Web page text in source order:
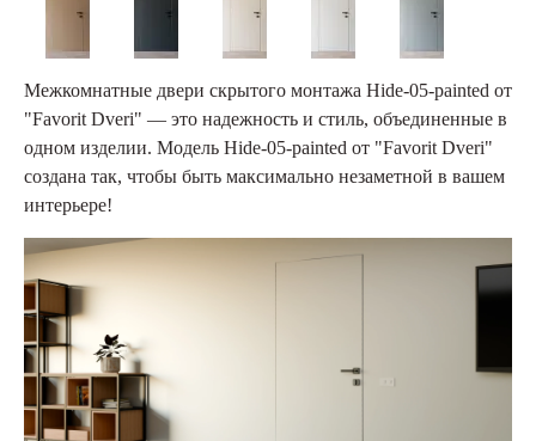
Межкомнатные двери скрытого монтажа Hide-05-painted от
"Favorit Dveri" — это надежность и стиль, объединенные в
одном изделии. Модель Hide-05-painted от "Favorit Dveri"
создана так, чтобы быть максимально незаметной в вашем
интерьере!